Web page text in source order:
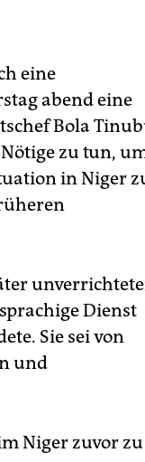
eine
abend eine
Bola
zu tun,
in Niger
Dienst
Sie sei von
und
Niger zuvor zu